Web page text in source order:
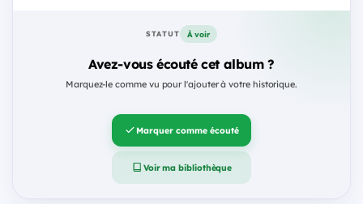
STATUT À voir
Avez-vous écouté cet album ?
Marquez-le comme vu pour l'ajouter à votre historique.
Marquer comme écouté
Voir ma bibliothèque